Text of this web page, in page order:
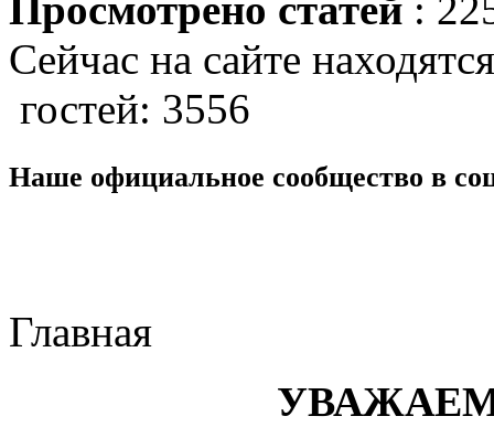
Просмотрено статей :
Сейчас на сайте
гостей: 3556
Наше официальное сообщество в
Главная